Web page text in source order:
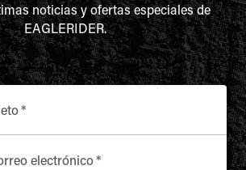
noticias y ofertas especiales de
EAGLERIDER.
*
electrónico*